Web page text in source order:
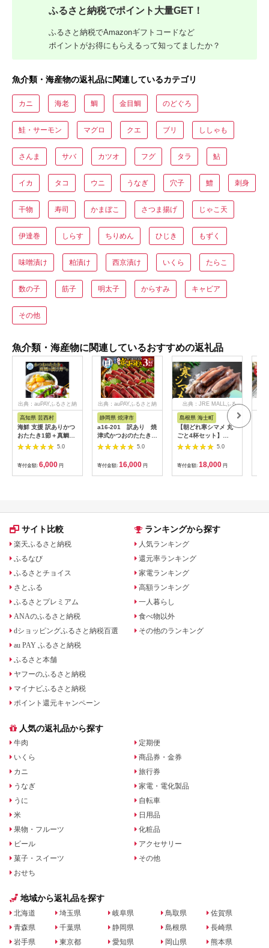
ふるさと納税でポイント大量GET！
ふるさと納税でAmazonギフトコードなど
ポイントがお得にもらえるって知ってましたか？
魚介類・海産物の返礼品に関連しているカテゴリ
カニ 海老 鯛 金目鯛 のどぐろ
鮭・サーモン マグロ クエ ブリ ししゃも
さんま サバ カツオ フグ タラ 鮎
イカ タコ ウニ うなぎ 穴子 鱧 刺身
干物 寿司 かまぼこ さつま揚げ じゃこ天
伊達巻 しらす ちりめん ひじき もずく
味噌漬け 粕漬け 西京漬け いくら たらこ
数の子 筋子 明太子 からすみ キャビア
その他
魚介類・海産物に関連しているおすすめの返礼品
出典：auPAYふるさと納
高知県 芸西村
海鮮 支援 訳ありかつ
おたたき1節＋真鯛漬
け丼の素1食 冷凍 保
存食 小分け 惣菜 そう
ざい パック 漬け 本場
高知 海鮮丼 パパッと
簡単 一人暮らし 人気
5.0
寄付金額: 6,000 円
出典：auPAYふるさと納
静岡県 焼津市
a16-201 訳あり 焼
津式かつおのたたき炭
火焼き 3kg以上（約6
5.0
寄付金額: 16,000 円
出典：JRE MALLふる
さと納税
島根県 海士町
【朝どれ寒シマメ 丸
ごと4杯セット】
250g×4杯 いか イカ
スルメイカ 朝どれ寒
5.0
寄付金額: 18,000 円
サイト比較
楽天ふるさと納税
ふるなび
ふるさとチョイス
さとふる
ふるさとプレミアム
ANAのふるさと納税
dショッピングふるさと納税百選
au PAY ふるさと納税
ふるさと本舗
ヤフーのふるさと納税
マイナビふるさと納税
ポイント還元キャンペーン
ランキングから探す
人気ランキング
還元率ランキング
家電ランキング
高額ランキング
一人暮らし
食べ物以外
その他のランキング
人気の返礼品から探す
牛肉
いくら
カニ
うなぎ
うに
米
果物・フルーツ
ビール
菓子・スイーツ
おせち
定期便
商品券・金券
旅行券
家電・電化製品
自転車
日用品
化粧品
アクセサリー
その他
地域から返礼品を探す
北海道
青森県
岩手県
埼玉県
千葉県
東京都
岐阜県
静岡県
愛知県
鳥取県
島根県
岡山県
佐賀県
長崎県
熊本県